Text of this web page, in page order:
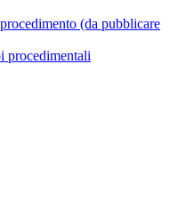
(da pubblicare
procedimentali